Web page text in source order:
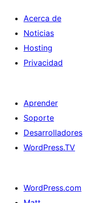
Acerca de
Noticias
Hosting
Privacidad
Aprender
Soporte
Desarrolladores
WordPress.TV
WordPress.com